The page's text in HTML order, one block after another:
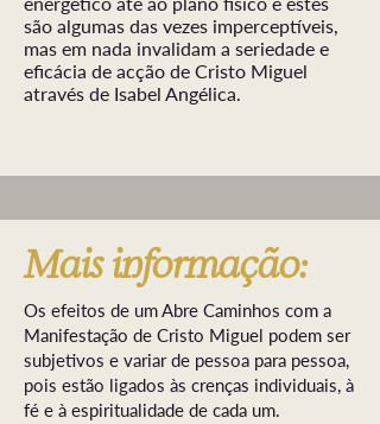
são algumas das vezes imperceptíveis,
mas em nada invalidam a seriedade e
eficácia de acção de Cristo Miguel
através de Isabel Angélica.
Mais informação:
Os efeitos de um Abre Caminhos com a
Manifestação de Cristo Miguel podem ser
subjetivos e variar de pessoa para pessoa,
pois estão ligados às crenças individuais, à
fé e à espiritualidade de cada um.